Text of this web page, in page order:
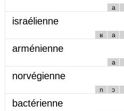
a
israélienne
ʁ a
arménienne
a
norvégienne
n ɔ
bactérienne